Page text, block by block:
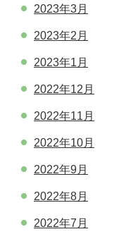
2023年3月
2023年2月
2023年1月
2022年12月
2022年11月
2022年10月
2022年9月
2022年8月
2022年7月